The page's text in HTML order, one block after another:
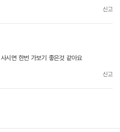
신고
시면 한번 가보기 좋은것 같아요
신고